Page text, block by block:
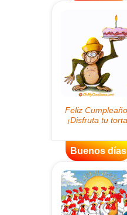
Buenos días